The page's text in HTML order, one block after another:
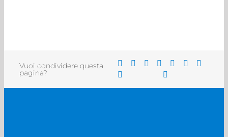
Vuoi condividere questa
pagina?